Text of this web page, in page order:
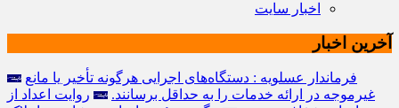
اخبار سایت
آخرین اخبار
فرماندار عسلویه : دستگاه‌های اجرایی هرگونه تأخیر یا مانع
غیرموجه در ارائه خدمات را به حداقل برسانند.
روایت اعداد از